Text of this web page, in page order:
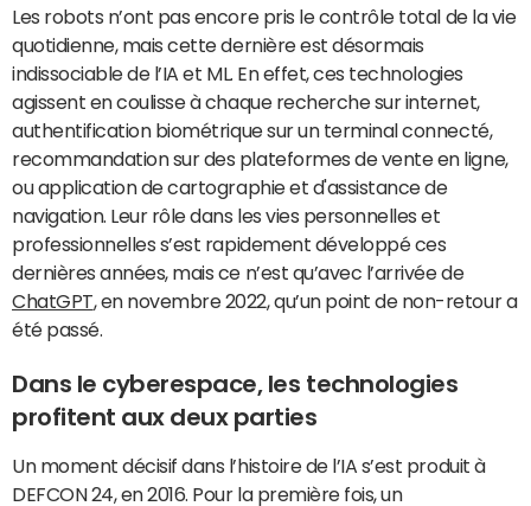
Les robots n’ont pas encore pris le contrôle total de la vie
quotidienne, mais cette dernière est désormais
indissociable de l’IA et ML. En effet, ces technologies
agissent en coulisse à chaque recherche sur internet,
authentification biométrique sur un terminal connecté,
recommandation sur des plateformes de vente en ligne,
ou application de cartographie et d'assistance de
navigation. Leur rôle dans les vies personnelles et
professionnelles s’est rapidement développé ces
dernières années, mais ce n’est qu’avec l’arrivée de
ChatGPT, en novembre 2022, qu’un point de non-retour a
été passé.
Dans le cyberespace, les technologies
profitent aux deux parties
Un moment décisif dans l’histoire de l’IA s’est produit à
DEFCON 24, en 2016. Pour la première fois, un